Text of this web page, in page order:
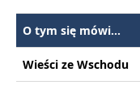
O tym się mówi...
Wieści ze Wschodu